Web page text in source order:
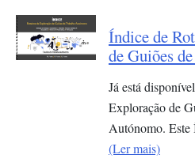
Índice de
de Guiões
Já está
Exploração de
Autónomo.
(Ler mais)